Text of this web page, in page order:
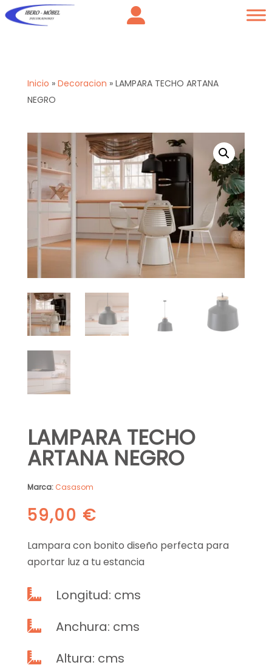
Inicio » Decoracion » LAMPARA TECHO ARTANA
NEGRO
LAMPARA TECHO
ARTANA NEGRO
Marca: Casasom
59,00 €
Lampara con bonito diseño perfecta para
aportar luz a tu estancia
 Longitud: cms
 Anchura: cms
 Altura: cms